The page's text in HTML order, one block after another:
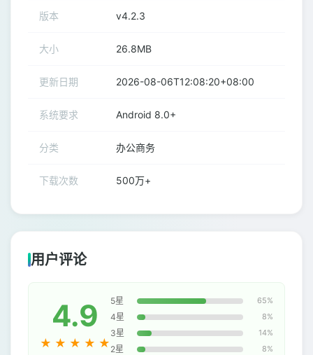
版本 v4.2.3
大小 26.8MB
更新日期 2026-08-06T12:08:20+08:00
系统要求 Android 8.0+
分类 办公商务
下载次数 500万+
用户评论
4.9
★ ★ ★ ★ ★
5星 65%
4星 8%
3星 14%
2星 8%